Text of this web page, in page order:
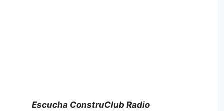
Escucha ConstruClub Radio